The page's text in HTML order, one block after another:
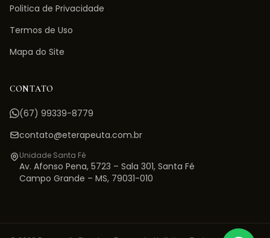
Politica de Privacidade
Termos de Uso
Mapa do Site
CONTATO
(67) 99339-8779
contato@eterapeuta.com.br
Unidade Santa Fé
Av. Afonso Pena, 5723 – Sala 301, Santa Fé
Campo Grande – MS, 79031-010